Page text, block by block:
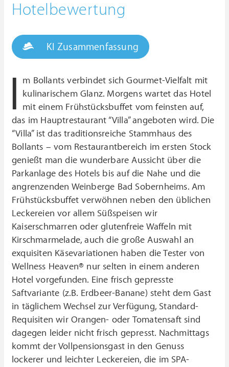
Hotelbewertung
KI Zusammenfassung
I
m Bollants verbindet sich Gourmet-Vielfalt mit
kulinarischem Glanz. Morgens wartet das Hotel
mit einem Frühstücksbuffet vom feinsten auf,
das im Hauptrestaurant “Villa” angeboten wird. Die
“Villa” ist das traditionsreiche Stammhaus des
Bollants – vom Restaurantbereich im ersten Stock
genießt man die wunderbare Aussicht über die
Parkanlage des Hotels bis auf die Nahe und die
angrenzenden Weinberge Bad Sobernheims. Am
Frühstücksbuffet verwöhnen neben den üblichen
Leckereien vor allem Süßspeisen wir
Kaiserschmarren oder glutenfreie Waffeln mit
Kirschmarmelade, auch die große Auswahl an
exquisiten Käsevariationen haben die Tester von
Wellness Heaven® nur selten in einem anderen
Hotel vorgefunden. Eine frisch gepresste
Saftvariante (z.B. Erdbeer-Banane) steht dem Gast
in täglichem Wechsel zur Verfügung, Standard-
Requisiten wir Orangen- oder Tomatensaft sind
dagegen leider nicht frisch gepresst. Nachmittags
kommt der Vollpensionsgast in den Genuss
lockerer und leichter Leckereien, die im SPA-